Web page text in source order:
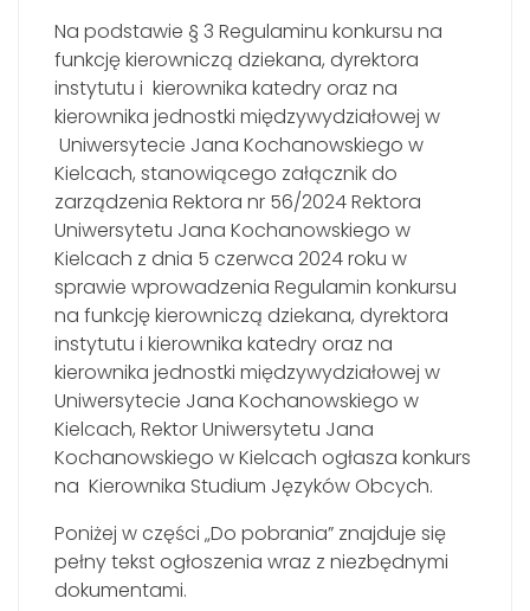
Na podstawie § 3 Regulaminu konkursu na
funkcję kierowniczą dziekana, dyrektora
instytutu i kierownika katedry oraz na
kierownika jednostki międzywydziałowej w
Uniwersytecie Jana Kochanowskiego w
Kielcach, stanowiącego załącznik do
zarządzenia Rektora nr 56/2024 Rektora
Uniwersytetu Jana Kochanowskiego w
Kielcach z dnia 5 czerwca 2024 roku w
sprawie wprowadzenia Regulamin konkursu
na funkcję kierowniczą dziekana, dyrektora
instytutu i kierownika katedry oraz na
kierownika jednostki międzywydziałowej w
Uniwersytecie Jana Kochanowskiego w
Kielcach, Rektor Uniwersytetu Jana
Kochanowskiego w Kielcach ogłasza konkurs
na Kierownika Studium Języków Obcych.
Poniżej w części „Do pobrania” znajduje się
pełny tekst ogłoszenia wraz z niezbędnymi
dokumentami.